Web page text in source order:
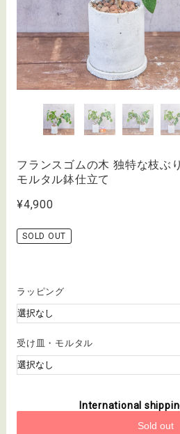
フランスゴムの木 独特な枝ぶ
モルタル鉢仕立て
¥4,900
SOLD OUT
ラッピング
受け皿・モルタル
International
Sold out